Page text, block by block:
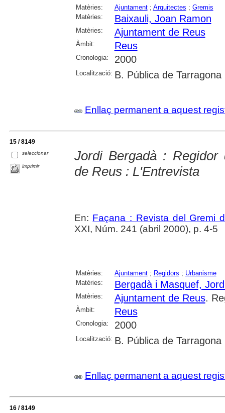
Matèries: Ajuntament; Arquitectes ; Gremis
Matèries:
Baixauli, Joan Ramon
Matèries: Ajuntament de Reus
Àmbit: Reus
Cronologia: 2000
Localització: B. Pública de Tarragona
Enllaç permanent a aquest
15 / 8149
seleccionar
imprimir
Jordi Bergadà : Regidor
de Reus : L'Entrevista
En: Façana : Revista del Gremi
XXI, Núm. 241 (abril 2000), p. 4-5
Matèries: Ajuntament; Regidors ; Urbanisme
Matèries:
Bergadà i Masquef,
Matèries: Ajuntament de Reus.
Àmbit: Reus
Cronologia: 2000
Localització: B. Pública de Tarragona
Enllaç permanent a aquest
16 / 8149